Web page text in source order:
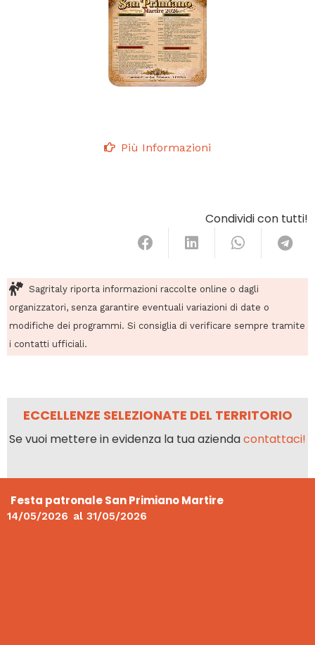
Più Informazioni
Condividi con tutti!
Sagritaly riporta informazioni raccolte online o dagli
organizzatori, senza garantire eventuali variazioni di date o
modifiche dei programmi. Si consiglia di verificare sempre tramite
i contatti ufficiali.
ECCELLENZE SELEZIONATE DEL TERRITORIO
Se vuoi mettere in evidenza la tua aziendacontattaci!
Festa patronale San Primiano Martire
14/05/2026 al 31/05/2026